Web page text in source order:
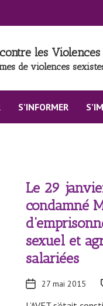
les
de violences
S’INFORMER
Le 29
condamné
sexuel et
salariées
27 mai 2015